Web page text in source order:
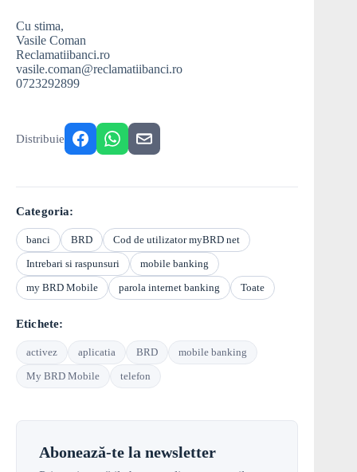
Cu stima,
Vasile Coman
Reclamatiibanci.ro
vasile.coman@reclamatiibanci.ro
0723292899
Distribuie
Categoria:
banci BRD
Cod de utilizator myBRD net
Intrebari si raspunsuri
mobile banking
my BRD Mobile
parola internet banking Toate
Etichete:
activez aplicatia BRD
mobile banking
My BRD Mobile
telefon
Abonează-te la newsletter